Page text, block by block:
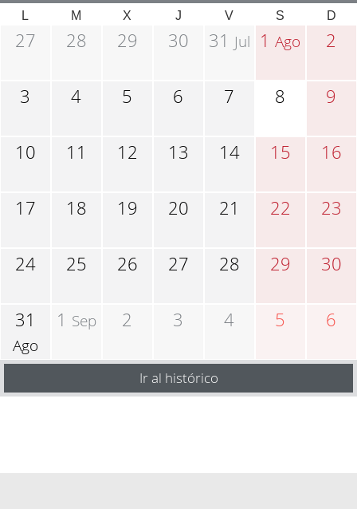
L M X J V S D
27 28 29 30 31 Jul 1Ago 2
3 4 5 6 7 8 9
10 11 12 13 14 15 16
17 18 19 20 21 22 23
24 25 26 27 28 29 30
31
Ago
1 Sep 2 3 4 5 6
Ir al histórico